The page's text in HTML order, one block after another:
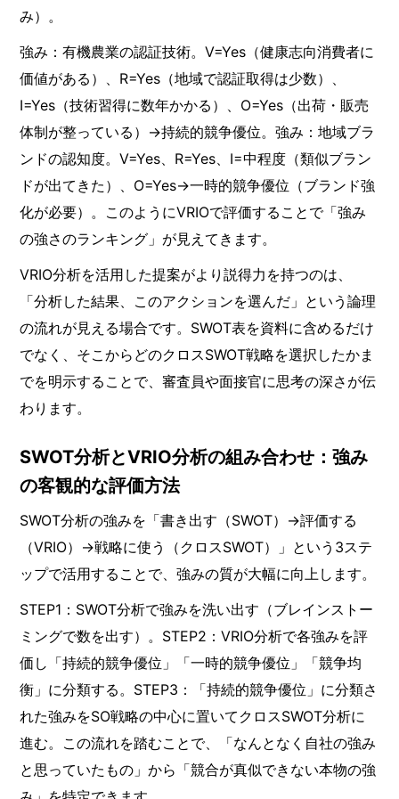
み）。
強み：有機農業の認証技術。V=Yes（健康志向消費者に
価値がある）、R=Yes（地域で認証取得は少数）、
I=Yes（技術習得に数年かかる）、O=Yes（出荷・販売
体制が整っている）→持続的競争優位。強み：地域ブラ
ンドの認知度。V=Yes、R=Yes、I=中程度（類似ブラン
ドが出てきた）、O=Yes→一時的競争優位（ブランド強
化が必要）。このようにVRIOで評価することで「強み
の強さのランキング」が見えてきます。
VRIO分析を活用した提案がより説得力を持つのは、
「分析した結果、このアクションを選んだ」という論理
の流れが見える場合です。SWOT表を資料に含めるだけ
でなく、そこからどのクロスSWOT戦略を選択したかま
でを明示することで、審査員や面接官に思考の深さが伝
わります。
SWOT分析とVRIO分析の組み合わせ：強み
の客観的な評価方法
SWOT分析の強みを「書き出す（SWOT）→評価する
（VRIO）→戦略に使う（クロスSWOT）」という3ステ
ップで活用することで、強みの質が大幅に向上します。
STEP1：SWOT分析で強みを洗い出す（ブレインストー
ミングで数を出す）。STEP2：VRIO分析で各強みを評
価し「持続的競争優位」「一時的競争優位」「競争均
衡」に分類する。STEP3：「持続的競争優位」に分類さ
れた強みをSO戦略の中心に置いてクロスSWOT分析に
進む。この流れを踏むことで、「なんとなく自社の強み
と思っていたもの」から「競合が真似できない本物の強